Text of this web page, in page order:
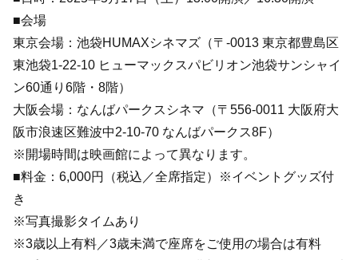
■会場
東京会場：池袋HUMAXシネマズ（〒-0013 東京都豊島区
東池袋1-22-10 ヒューマックスパビリオン池袋サンシャイ
ン60通り6階・8階）
大阪会場：なんばパークスシネマ（〒556-0011 大阪府大
阪市浪速区難波中2-10-70 なんばパークス8F）
※開場時間は映画館によって異なります。
■料金：6,000円（税込／全席指定）※イベントグッズ付
き
※写真撮影タイムあり
※3歳以上有料／3歳未満で座席をご使用の場合は有料